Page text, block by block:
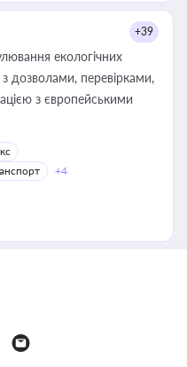
+39
екологічних
дозволами, перевірками,
з європейськими
+4